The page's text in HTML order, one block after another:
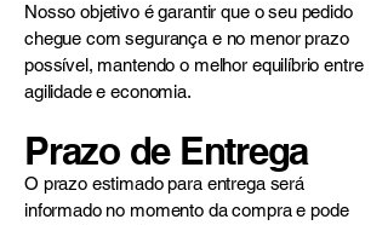
Nosso objetivo é garantir que o seu pedido
chegue com segurança e no menor prazo
possível, mantendo o melhor equilíbrio entre
agilidade e economia.
Prazo de Entrega
O prazo estimado para entrega será
informado no momento da compra e pode